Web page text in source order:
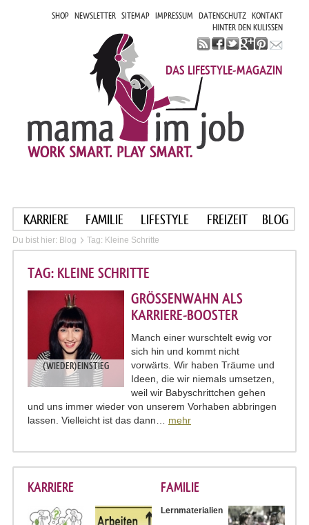
SHOP NEWSLETTER SITEMAP IMPRESSUM DATENSCHUTZ KONTAKT
HINTER DEN KULISSEN
DAS LIFESTYLE-MAGAZIN
KARRIERE FAMILIE LIFESTYLE FREIZEIT BLOG
Du bist hier: Blog Tag: Kleine Schritte
TAG: KLEINE SCHRITTE
(WIEDER)EINSTIEG
GRÖSSENWAHN ALS K
ARRIERE-BOOSTER
Manch einer wurschtelt ewig vor
sich hin und kommt nicht
vorwärts. Wir haben Träume und
Ideen, die wir niemals umsetzen,
weil wir Babyschrittchen gehen
und uns immer wieder von unserem Vorhaben abbringen
lassen. Vielleicht ist das dann… mehr
KARRIERE FAMILIE
Lernmaterialien